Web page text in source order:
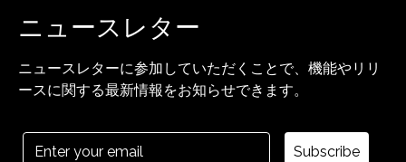
ニュースレター
ニュースレターに参加していただくことで、機能やリリ
ースに関する最新情報をお知らせできます。
Subscribe